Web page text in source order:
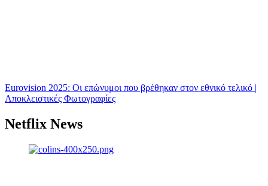
Eurovision 2025: Οι επώνυμοι που βρέθηκαν στον εθνικό τελικό |
Αποκλειστικές Φωτογραφίες
Netflix News